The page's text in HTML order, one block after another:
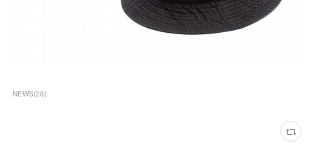
NEWS(28)